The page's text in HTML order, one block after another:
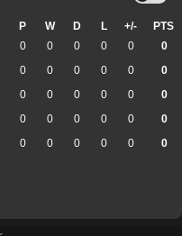
P W D L +/- PTS
0 0 0 0 0 0
0 0 0 0 0 0
0 0 0 0 0 0
0 0 0 0 0 0
0 0 0 0 0 0